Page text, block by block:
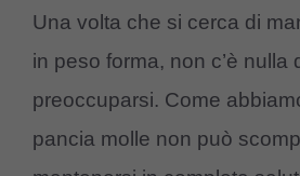
Una volta che si cerca di
in peso forma, non c’è nulla
preoccuparsi. Come
pancia molle non può